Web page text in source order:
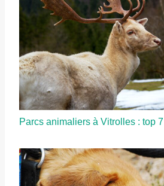
Parcs animaliers à Vitrolles : top 7